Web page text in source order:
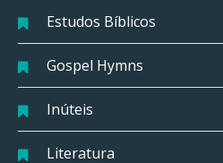
Estudos Bíblicos
Gospel Hymns
Inúteis
Literatura